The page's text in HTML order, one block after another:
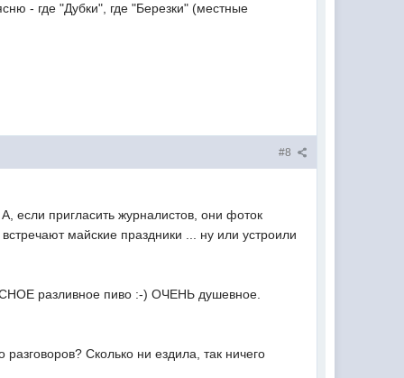
- где "Дубки", где "Березки" (местные
#8
если пригласить журналистов, они фоток
майские праздники ... ну или устроили
разливное пиво :-) ОЧЕНЬ душевное.
Сколько ни ездила, так ничего